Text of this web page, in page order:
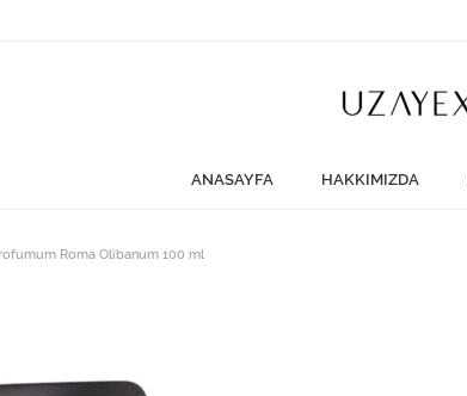
ANASAYFA HAKKIMIZDA
Roma Olibanum 100 ml